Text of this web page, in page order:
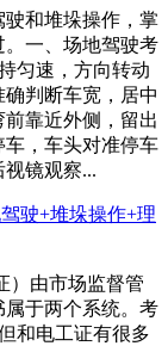
驶和堆垛操作，掌
一、场地驾驶考
匀速，方向转动
判断车宽，居中
靠近外侧，留出
，车头对准停车
镜观察...
驶+堆垛操作+理
）由市场监督管
于两个系统。考
和电工证有很多